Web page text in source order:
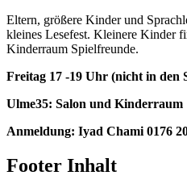
Eltern, größere Kinder und
kleines Lesefest. Kleinere Kinder
Kinderraum Spielfreunde.
Freitag 17 -19 Uhr (nicht in den
Ulme35: Salon und Kinderraum
Anmeldung: Iyad Chami 0176
Footer Inhalt